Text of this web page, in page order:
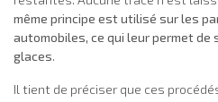
même principe est utilisé sur les
automobiles, ce qui leur permet de
glaces.
Il tient de préciser que ces